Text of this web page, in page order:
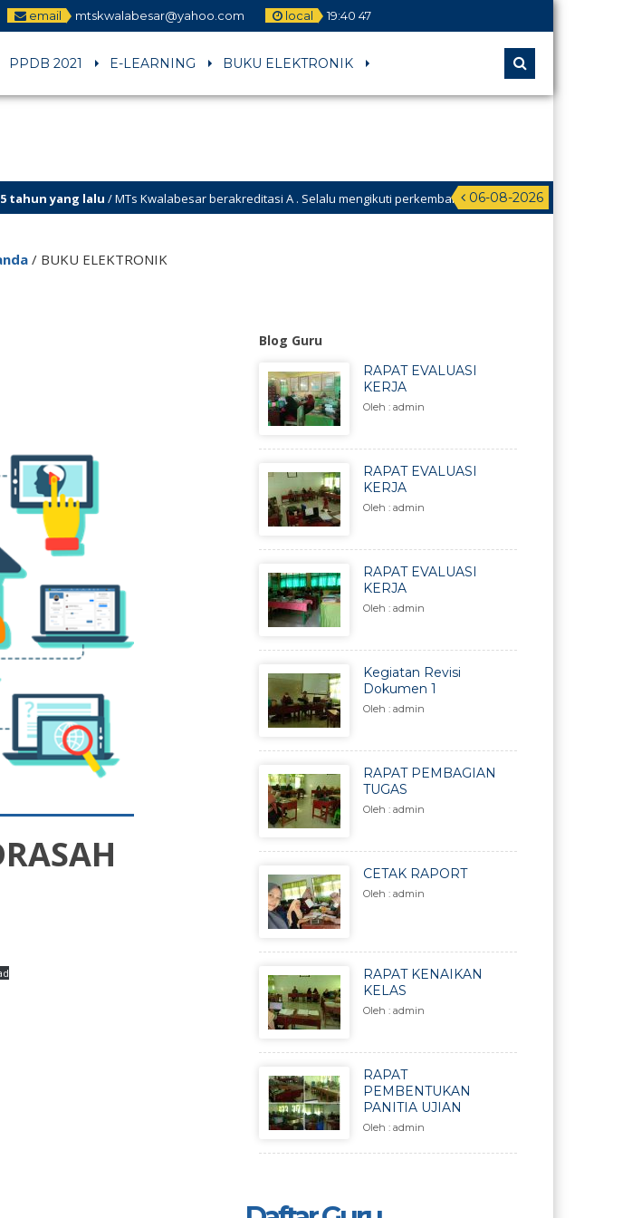
email mtskwalabesar@yahoo.com local 19:40 48
PPDB 2021 E-LEARNING BUKU ELEKTRONIK
06-08-2026
lalu/ MTs Kwalabesar berakreditasi A . Selalu mengikuti perkembangan Teknologi. Selalu berinovasi. Hari ini
/ BUKU ELEKTRONIK
Blog Guru
RAPAT EVALUASI
KERJA
Oleh : admin
RAPAT EVALUASI
KERJA
Oleh : admin
RAPAT EVALUASI
KERJA
Oleh : admin
Kegiatan Revisi
Dokumen 1
Oleh : admin
RAPAT PEMBAGIAN
TUGAS
Oleh : admin
CETAK RAPORT
Oleh : admin
RAPAT KENAIKAN
KELAS
Oleh : admin
RAPAT
PEMBENTUKAN
PANITIA UJIAN
Oleh : admin